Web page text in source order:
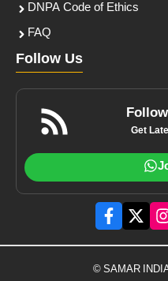
DNPA Code of Ethics
FAQ
Follow Us
Get
© SAMAR